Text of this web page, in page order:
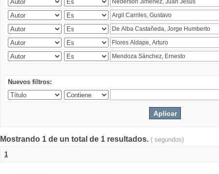
Nuevos filtros:
Mostrando 1 de un total de 1 resultados. ( segundos)
1